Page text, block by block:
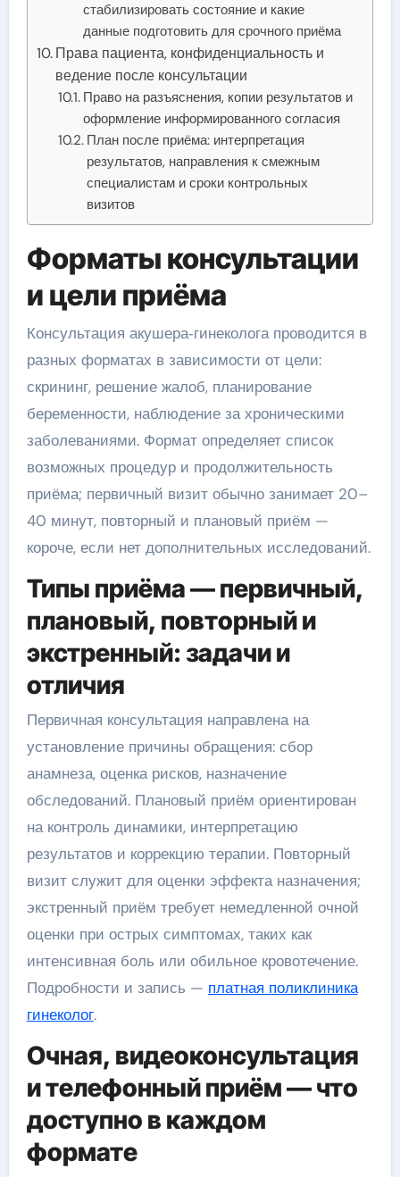
стабилизировать состояние и какие
данные подготовить для срочного приёма
Права пациента, конфиденциальность и
ведение после консультации
Право на разъяснения, копии результатов и
оформление информированного согласия
План после приёма: интерпретация
результатов, направления к смежным
специалистам и сроки контрольных
визитов
Форматы консультации
и цели приёма
Консультация акушера‑гинеколога проводится в
разных форматах в зависимости от цели:
скрининг, решение жалоб, планирование
беременности, наблюдение за хроническими
заболеваниями. Формат определяет список
возможных процедур и продолжительность
приёма; первичный визит обычно занимает 20–
40 минут, повторный и плановый приём —
короче, если нет дополнительных исследований.
Типы приёма — первичный,
плановый, повторный и
экстренный: задачи и
отличия
Первичная консультация направлена на
установление причины обращения: сбор
анамнеза, оценка рисков, назначение
обследований. Плановый приём ориентирован
на контроль динамики, интерпретацию
результатов и коррекцию терапии. Повторный
визит служит для оценки эффекта назначения;
экстренный приём требует немедленной очной
оценки при острых симптомах, таких как
интенсивная боль или обильное кровотечение.
Подробности и запись — платная поликлиника
гинеколог.
Очная, видеоконсультация
и телефонный приём — что
доступно в каждом
формате